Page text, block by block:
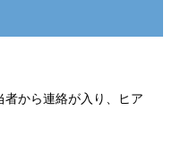
から連絡が入り、ヒア